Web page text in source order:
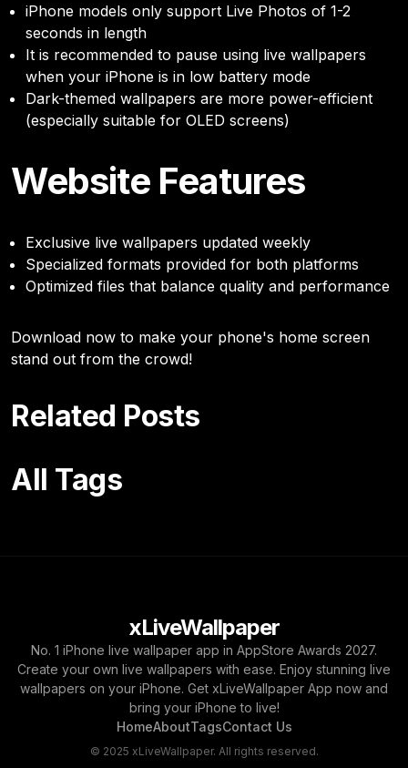
iPhone models only support Live Photos of 1-2
seconds in length
It is recommended to pause using live wallpapers
when your iPhone is in low battery mode
Dark-themed wallpapers are more power-efficient
(especially suitable for OLED screens)
Website Features
Exclusive live wallpapers updated weekly
Specialized formats provided for both platforms
Optimized files that balance quality and performance
Download now to make your phone's home screen
stand out from the crowd!
Related Posts
All Tags
xLiveWallpaper
No. 1 iPhone live wallpaper app in AppStore Awards 2027.
Create your own live wallpapers with ease. Enjoy stunning live
wallpapers on your iPhone. Get xLiveWallpaper App now and
bring your iPhone to live!
HomeAboutTagsContact Us
© 2025 xLiveWallpaper. All rights reserved.